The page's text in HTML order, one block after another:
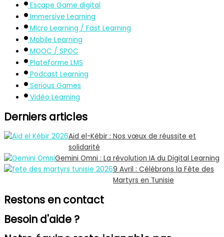
Escape Game digital
Immersive Learning
Micro Learning / Fast Learning
Mobile Learning
MOOC / SPOC
Plateforme LMS
Podcast Learning
Serious Games
Vidéo Learning
Derniers articles
Aïd el-Kébir : Nos vœux de réussite et
solidarité
Gemini Omni : La révolution IA du Digital Learning
9 Avril : Célébrons la Fête des
Martyrs en Tunisie
Restons en contact
Besoin d'aide ?